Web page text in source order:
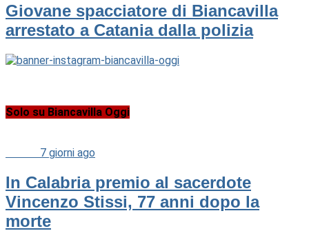
Giovane spacciatore di Biancavilla
arrestato a Catania dalla polizia
Solo su Biancavilla Oggi
7 giorni ago
In Calabria premio al sacerdote
Vincenzo Stissi, 77 anni dopo la
morte